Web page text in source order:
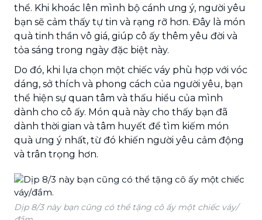
thể. Khi khoác lên mình bộ cánh ưng ý, người yêu
bạn sẽ cảm thấy tự tin và rạng rỡ hơn. Đây là món
quà tinh thần vô giá, giúp cô ấy thêm yêu đời và
tỏa sáng trong ngày đặc biệt này.
Do đó, khi lựa chọn một chiếc váy phù hợp với vóc
dáng, sở thích và phong cách của người yêu, bạn
thể hiện sự quan tâm và thấu hiểu của mình
dành cho cô ấy. Món quà này cho thấy bạn đã
dành thời gian và tâm huyết để tìm kiếm món
quà ưng ý nhất, từ đó khiến người yêu cảm động
và trân trọng hơn.
Dịp 8/3 này bạn cũng có thể tặng cô ấy một chiếc váy/